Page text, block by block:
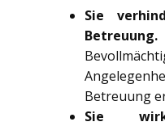
Sie
Betreuung.
Betreuung
Sie